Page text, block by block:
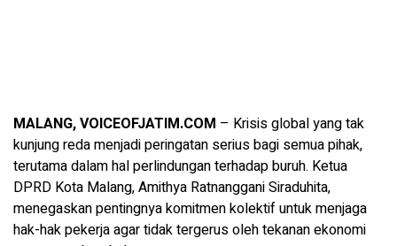
MALANG, VOICEOFJATIM.COM – Krisis global yang tak
kunjung reda menjadi peringatan serius bagi semua pihak,
terutama dalam hal perlindungan terhadap buruh. Ketua
DPRD Kota Malang, Amithya Ratnanggani Siraduhita,
menegaskan pentingnya komitmen kolektif untuk menjaga
hak-hak pekerja agar tidak tergerus oleh tekanan ekonomi